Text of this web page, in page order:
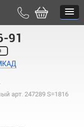
91
арт. 247289 S=1816